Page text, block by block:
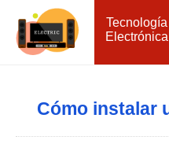
Tecnología
Electrónica
Cómo instalar